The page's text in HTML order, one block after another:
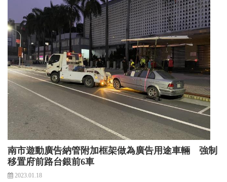
南市遊動廣告納管附加框架做為廣告用途車輛 強制
移置府前路台銀前6車
2023.01.18